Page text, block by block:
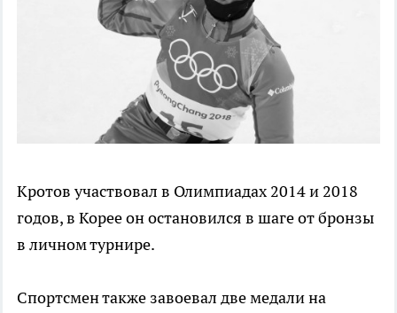
Кротов участвовал в Олимпиадах 2014 и 2018
годов, в Корее он остановился в шаге от бронзы
в личном турнире.
Спортсмен также завоевал две медали на